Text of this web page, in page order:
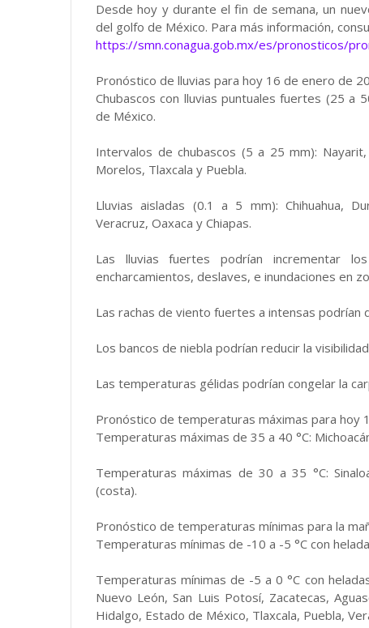
Desde hoy y durante el fin de semana, un
del golfo de México. Para más información,
https://smn.conagua.gob.mx/es/pronosticos/
Pronóstico de lluvias para hoy 16 de enero de
Chubascos con lluvias puntuales fuertes (25 a
de México.
Intervalos de chubascos (5 a 25 mm):
Morelos, Tlaxcala y Puebla.
Lluvias aisladas (0.1 a 5 mm): Chihuahua,
Veracruz, Oaxaca y Chiapas.
Las lluvias fuertes podrían incrementar
encharcamientos, deslaves, e inundaciones en
Las rachas de viento fuertes a intensas podrían
Los bancos de niebla podrían reducir la
Las temperaturas gélidas podrían congelar la
Pronóstico de temperaturas máximas para hoy
Temperaturas máximas de 35 a 40 °C:
Temperaturas máximas de 30 a 35 °C:
(costa).
Pronóstico de temperaturas mínimas para la
Temperaturas mínimas de -10 a -5 °C con
Temperaturas mínimas de -5 a 0 °C con
Nuevo León, San Luis Potosí, Zacatecas,
Hidalgo, Estado de México, Tlaxcala, Puebla,